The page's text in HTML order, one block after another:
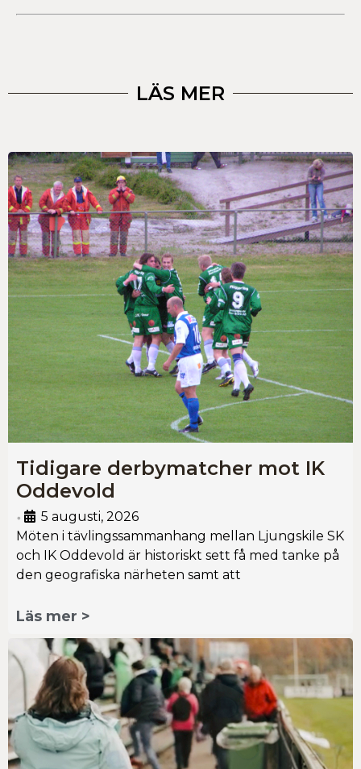
LÄS MER
Tidigare derbymatcher mot IK
Oddevold
•
5 augusti, 2026
Möten i tävlingssammanhang mellan Ljungskile SK
och IK Oddevold är historiskt sett få med tanke på
den geografiska närheten samt att
Läs mer >